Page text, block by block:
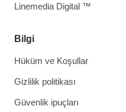
Bilgi
Hüküm ve Koşullar
Gizlilik politikası
Güvenlik ipuçları
Linemedia Digital ™